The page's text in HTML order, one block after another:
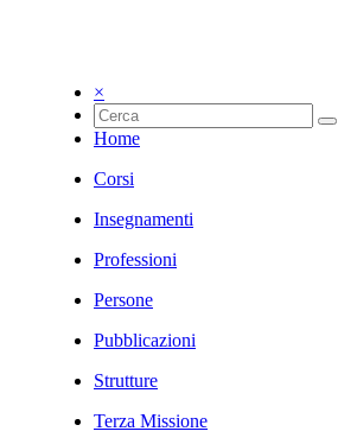
×
Home
Corsi
Insegnamenti
Professioni
Persone
Pubblicazioni
Strutture
Terza Missione